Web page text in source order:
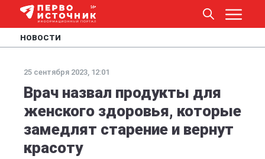
НОВОСТИ
25 сентября 2023, 12:01
Врач назвал продукты для
женского здоровья, которые
замедлят старение и вернут
красоту